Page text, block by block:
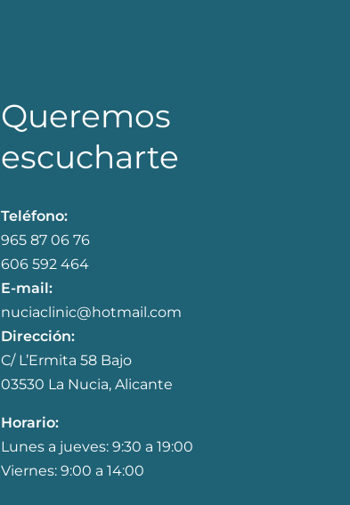
Queremos
escucharte
Teléfono:
965 87 06 76
606 592 464
E-mail:
nuciaclinic@hotmail.com
Dirección:
C/ L’Ermita 58 Bajo
03530 La Nucia, Alicante
Horario:
Lunes a jueves: 9:30 a 19:00
Viernes: 9:00 a 14:00